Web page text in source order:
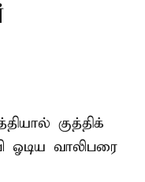
குத்திக்
வாலிபரை